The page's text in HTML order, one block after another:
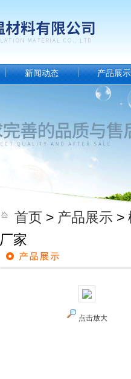
新闻动态 产品展示
首页 > 产品展示 >
厂家
点击放大